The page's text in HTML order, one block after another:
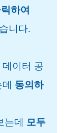
하여
니다.
이터 공
동의하
는데 모두